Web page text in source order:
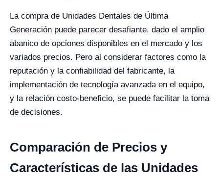
La compra de Unidades Dentales de Última
Generación puede parecer desafiante, dado el amplio
abanico de opciones disponibles en el mercado y los
variados precios. Pero al considerar factores como la
reputación y la confiabilidad del fabricante, la
implementación de tecnología avanzada en el equipo,
y la relación costo-beneficio, se puede facilitar la toma
de decisiones.
Comparación de Precios y
Características de las Unidades